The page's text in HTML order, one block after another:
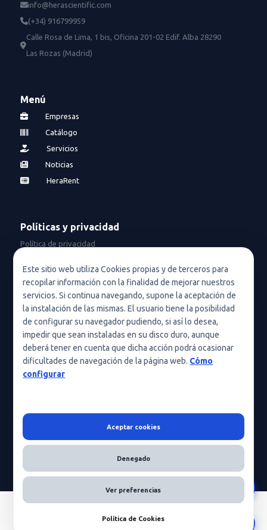
Este sitio web utiliza Cookies propias y de terceros para
recopilar información con la finalidad de mejorar nuestros
servicios. Si continua navegando, supone la aceptación de
la instalación de las mismas. El usuario tiene la posibilidad
de configurar su navegador pudiendo, si así lo desea,
impedir que sean instaladas en su disco duro, aunque
deberá tener en cuenta que dicha acción podrá ocasionar
dificultades de navegación de la página web. Cómo
configurar
Aceptar cookies
Denegado
Ver preferencias
Política de Cookies
info@herascientific.com
(+34) 916799959
Calle Rosa de Lima, 1 bis, Oficina 201-02 Edif. Alba 28290
Las Rozas (Madrid)
Menú
Empresas
Catálogo
Servicios
Noticias
HeraRent
Políticas y privacidad
Política de privacidad
Política de privacidad en redes sociales
Condiciones de uso
Política de cookies (UE)
Política de cookies
Condiciones generales de contratación
Nota legal